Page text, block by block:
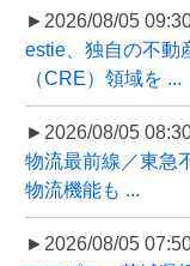
►2026/08/05
estie、独自の不動
（CRE）領域を ...
►2026/08/05
物流最前線／東急
物流機能も ...
►2026/08/05